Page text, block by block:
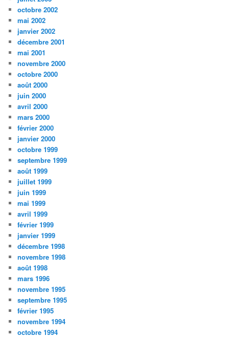
octobre 2002
mai 2002
janvier 2002
décembre 2001
mai 2001
novembre 2000
octobre 2000
août 2000
juin 2000
avril 2000
mars 2000
février 2000
janvier 2000
octobre 1999
septembre 1999
août 1999
juillet 1999
juin 1999
mai 1999
avril 1999
février 1999
janvier 1999
décembre 1998
novembre 1998
août 1998
mars 1996
novembre 1995
septembre 1995
février 1995
novembre 1994
octobre 1994